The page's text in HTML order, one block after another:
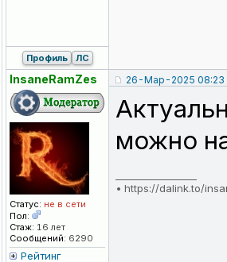
Профиль ЛС
InsaneRamZes
Статус: не в сети
Пол:
Стаж: 16 лет
Сообщений: 6290
Рейтинг
26-Мар-2025 08:23
можно
• https://dalink.to/